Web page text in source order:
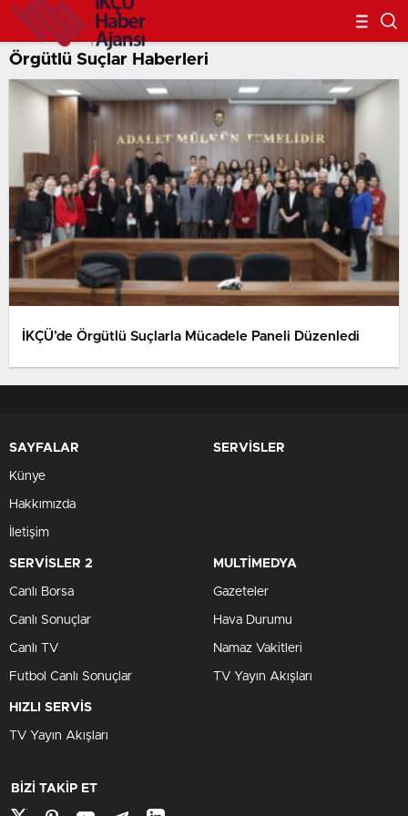
Örgütlü Suçlar Haberleri
İKÇÜ’de Örgütlü Suçlarla Mücadele Paneli Düzenledi
SAYFALAR
Künye
Hakkımızda
İletişim
SERVİSLER
SERVİSLER 2
Canlı Borsa
Canlı Sonuçlar
Canlı TV
Futbol Canlı Sonuçlar
MULTİMEDYA
Gazeteler
Hava Durumu
Namaz Vakitleri
TV Yayın Akışları
HIZLI SERVİS
TV Yayın Akışları
BİZİ TAKİP ET